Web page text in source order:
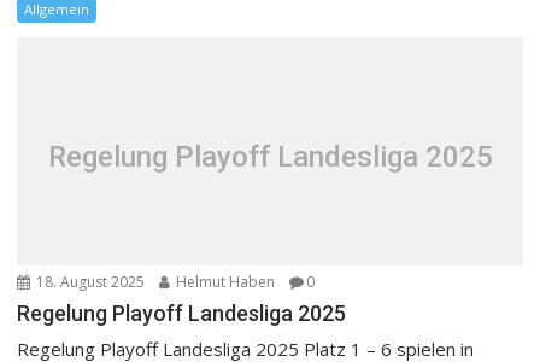
Allgemein
Regelung Playoff Landesliga 2025
18. August 2025 Helmut Haben 0
Regelung Playoff Landesliga 2025
Regelung Playoff Landesliga 2025 Platz 1 – 6 spielen in